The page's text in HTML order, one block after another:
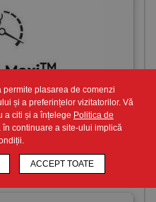
plasarea de comenzi
și a preferințelor vizitatorilor. Vă
a citi și a înțelege Politica de
în continuare a site-ului implică
ACCEPT TOATE
tale.